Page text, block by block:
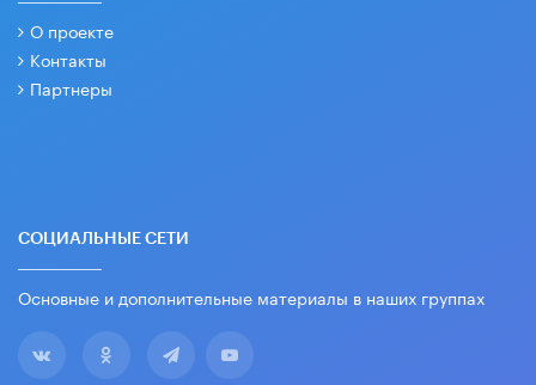
О проекте
Контакты
Партнеры
СОЦИАЛЬНЫЕ СЕТИ
Основные и дополнительные материалы в наших группах